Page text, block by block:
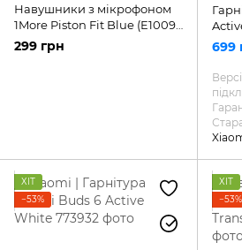
Навушники з мікрофоном
1More Piston Fit Blue (E1009-
BLUE)
299 грн 699
ХІТ
−53%
ХІТ
−53%